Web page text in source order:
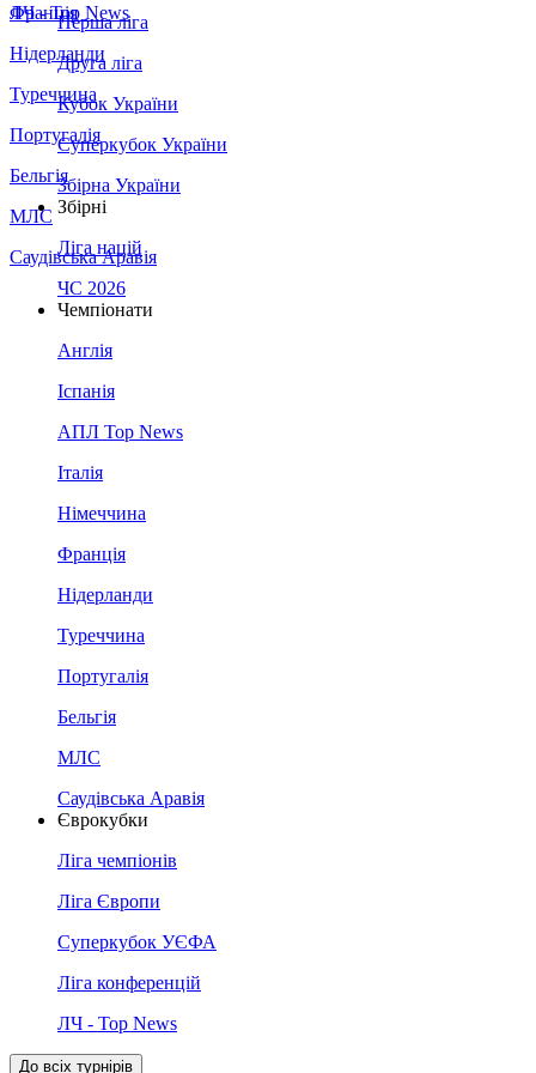
Франція
Нідерланди
Туреччина
Португалія
Бельгія
МЛС
Саудівська Аравія
ЛЧ - Top News
Перша ліга
Друга ліга
Кубок України
Суперкубок України
Збірна України
Збірні
Ліга націй
ЧС 2026
Чемпіонати
Англія
Іспанія
АПЛ Top News
Італія
Німеччина
Франція
Нідерланди
Туреччина
Португалія
Бельгія
МЛС
Саудівська Аравія
Єврокубки
Ліга чемпіонів
Ліга Європи
Суперкубок УЄФА
Ліга конференцій
ЛЧ - Top News
До всіх турнірів